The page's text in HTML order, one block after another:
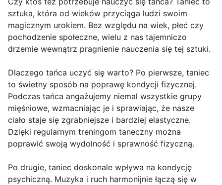
sztuka, która od wieków przyciąga ludzi swoim
magicznym urokiem. Bez względu na wiek, płeć czy
pochodzenie społeczne, wielu z nas tajemniczo
drzemie wewnątrz pragnienie nauczenia się tej sztuki.
Dlaczego tańca uczyć się warto? Po pierwsze, taniec
to świetny sposób na poprawę kondycji fizycznej.
Podczas tańca angażujemy niemal wszystkie grupy
mięśniowe, wzmacniając je i sprawiając, że nasze
ciało staje się zgrabniejsze i bardziej elastyczne.
Dzięki regularnym treningom taneczny można
poprawić swoją wydolność i sprawność fizyczną.
Po drugie, taniec doskonale wpływa na kondycję
psychiczną. Muzyka i ruch harmonijnie łączą się w